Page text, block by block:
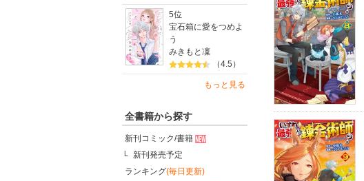
5位
宝石箱に愛をつめよ
う
みきもと凜
（4.5）
もっと見る
全書籍から探す
新刊コミック/書籍
新刊発売予定
ランキング(毎日更新)